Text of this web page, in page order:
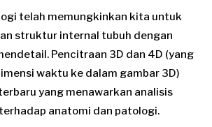
telah memungkinkan kita untuk
struktur internal tubuh dengan
Pencitraan 3D dan 4D (yang
waktu ke dalam gambar 3D)
yang menawarkan analisis
anatomi dan patologi.